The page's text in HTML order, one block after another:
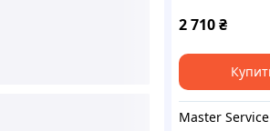
99-09
2 710₴
Master Service